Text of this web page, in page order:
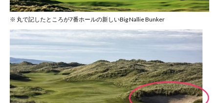
※ 丸で記したところが7番ホールの新しいBig Nallie Bunker